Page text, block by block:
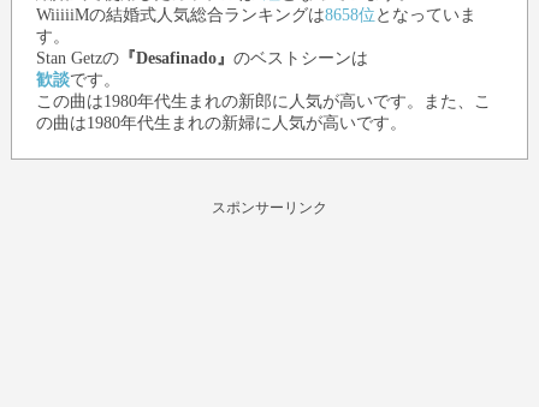
WiiiiiMの結婚式人気総合ランキングは8658位 となっていま
す。
Stan Getzの『Desafinado』 のベストシーンは
歓談です。
この曲は1980年代生まれの新郎に人気が高いです。また、こ
の曲は1980年代生まれの新婦に人気が高いです。
スポンサーリンク